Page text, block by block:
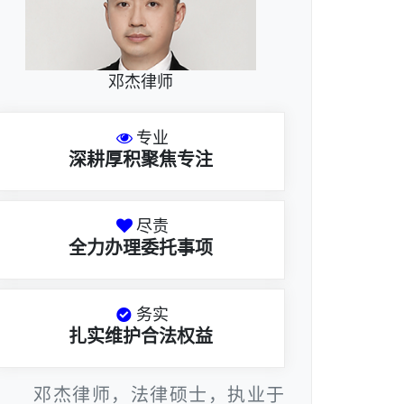
邓杰律师
专业
深耕厚积聚焦专注
尽责
全力办理委托事项
务实
扎实维护合法权益
邓杰律师，法律硕士，执业于